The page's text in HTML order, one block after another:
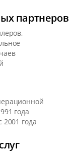
партнеров
года
2001 года